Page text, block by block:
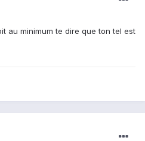
au minimum te dire que ton tel est